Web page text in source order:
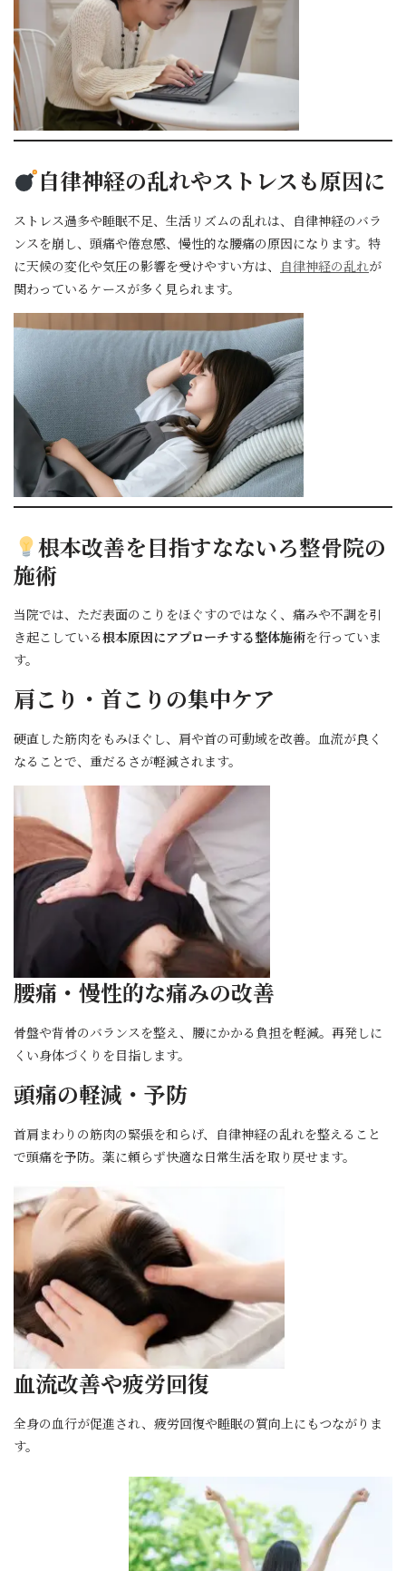
自律神経の乱れやストレスも原因に
ストレス過多や睡眠不足、生活リズムの乱れは、自律神経のバラ
ンスを崩し、頭痛や倦怠感、慢性的な腰痛の原因になります。特
に天候の変化や気圧の影響を受けやすい方は、 自律神経の乱れが
関わっているケースが多く見られます。
根本改善を目指すなないろ整骨院の
施術
当院では、ただ表面のこりをほぐすのではなく、痛みや不調を引
き起こしている根本原因にアプローチする整体施術を行っていま
す。
肩こり・首こりの集中ケア
硬直した筋肉をもみほぐし、肩や首の可動域を改善。血流が良く
なることで、重だるさが軽減されます。
腰痛・慢性的な痛みの改善
骨盤や背骨のバランスを整え、腰にかかる負担を軽減。再発しに
くい身体づくりを目指します。
頭痛の軽減・予防
首肩まわりの筋肉の緊張を和らげ、自律神経の乱れを整えること
で頭痛を予防。薬に頼らず快適な日常生活を取り戻せます。
血流改善や疲労回復
全身の血行が促進され、疲労回復や睡眠の質向上にもつながりま
す。